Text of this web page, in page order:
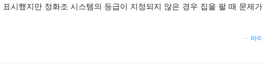
시했지만 정화조 시스템의 등급이 지정되지 않은 경우 집을 팔 때 문제
마